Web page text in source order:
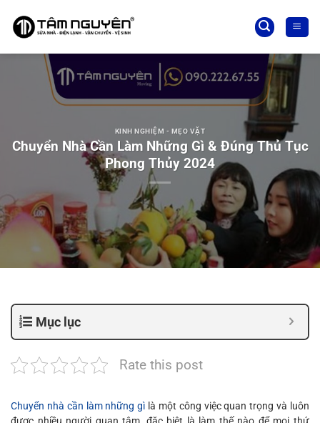
qua
dung
KINH NGHIỆM - MẸO VẶT
Chuyển Nhà Cần Làm Những Gì & Đúng Thủ Tục
Phong Thủy 2024
Mục lục
Rate this post
Chuyển nhà cần làm những gì là một công việc quan trọng và luôn